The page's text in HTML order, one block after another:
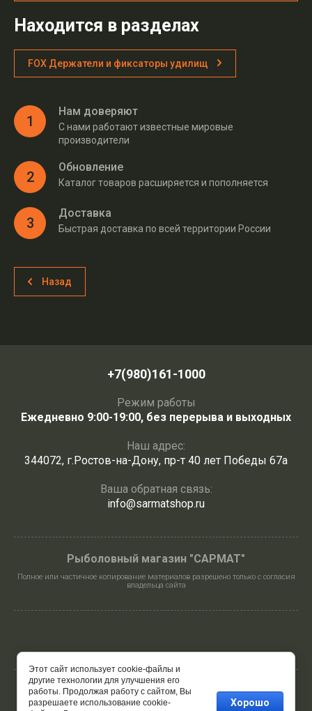
Находится в разделах
FOX Держатели и фиксаторы удилищ
1
Нам доверяют
С нами работают известные мировые
производители
2
Обновление
Каталог товаров расширяется и пополняется
3
Доставка
Быстрая доставка по всей территории России
Назад
+7(980)161-1000
Режим работы
Ежедневно 9:00-19:00, без перерыва и выходных
Наш адрес:
344072, г.Ростов-на-Дону, пр-т 40 лет Победы 67а
Ваша обратная связь:
info@sarmatshop.ru
Рыболовный магазин "САРМАТ"
Полное или частичное копирование материалов разрешено только с согласия
владельца сайта
© 2024 - 2026 САРМАТ карпфишинг ∙ спиннинг ∙ фидер
Этот сайт использует cookie-файлы и
другие технологии для улучшения его
работы. Продолжая работу с сайтом, Вы
разрешаете использование cookie-
Хорошо